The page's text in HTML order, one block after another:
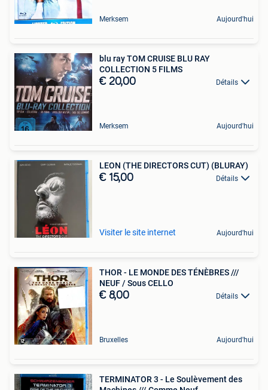
Merksem Aujourd'hui
blu ray TOM CRUISE BLU RAY
COLLECTION 5 FILMS
€ 20,00 Détails
Merksem Aujourd'hui
LEON (THE DIRECTORS CUT) (BLURAY)
€ 15,00 Détails
Visiter le site internet Aujourd'hui
THOR - LE MONDE DES TÉNÈBRES ///
NEUF / Sous CELLO
€ 8,00 Détails
Bruxelles Aujourd'hui
TERMINATOR 3 - Le Soulèvement des